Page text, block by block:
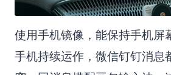
使用手机镜像，能保持手机屏
手机持续运作，微信钉钉消息